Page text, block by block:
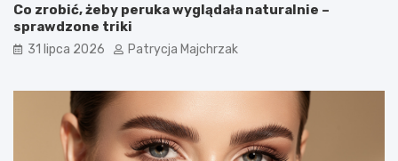
Co zrobić, żeby peruka wyglądała naturalnie –
sprawdzone triki
31 lipca 2026 Patrycja Majchrzak